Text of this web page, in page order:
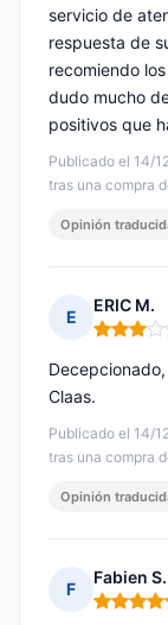
Publicado el 14/
tras una compra
servicio de
respuesta de
recomiendo
dudo mucho
positivos que
Opinión
E
ERIC M.
Nota: 3
Publicado el 14/
tras una compra
Claas.
Opinión
F
Fabien S.
Nota: 5